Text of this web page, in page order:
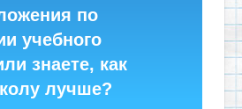
по
учебного
знаете, как
лучше?